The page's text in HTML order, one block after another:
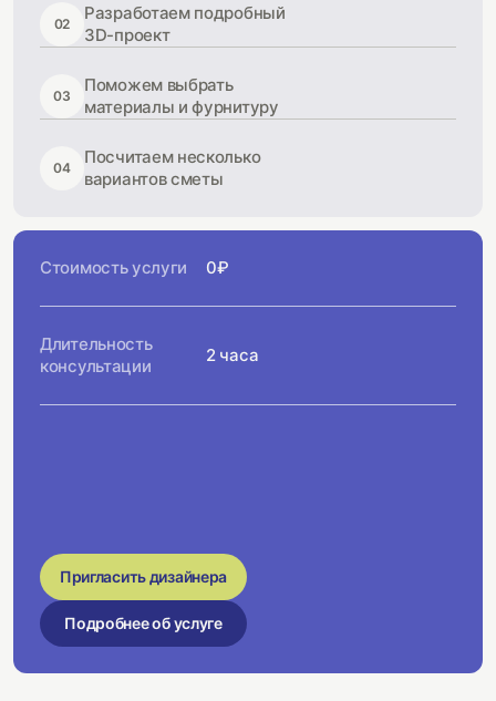
02
Разработаем подробный
3D-проект
03
Поможем выбрать
материалы и фурнитуру
04
Посчитаем несколько
вариантов сметы
Стоимость услуги 0₽
Длительность
консультации
2 часа
Пригласить дизайнера
Подробнее об услуге